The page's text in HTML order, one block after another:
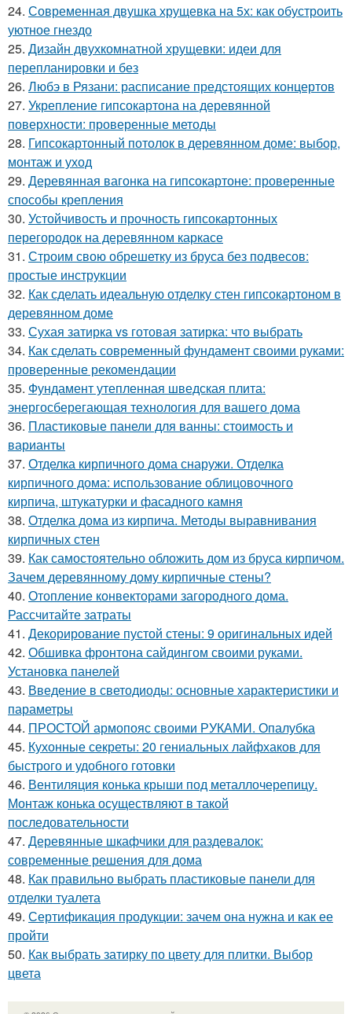
24. Современная двушка хрущевка на 5х: как обустроить
уютное гнездо
25. Дизайн двухкомнатной хрущевки: идеи для
перепланировки и без
26. Любэ в Рязани: расписание предстоящих концертов
27. Укрепление гипсокартона на деревянной
поверхности: проверенные методы
28. Гипсокартонный потолок в деревянном доме: выбор,
монтаж и уход
29. Деревянная вагонка на гипсокартоне: проверенные
способы крепления
30. Устойчивость и прочность гипсокартонных
перегородок на деревянном каркасе
31. Строим свою обрешетку из бруса без подвесов:
простые инструкции
32. Как сделать идеальную отделку стен гипсокартоном в
деревянном доме
33. Сухая затирка vs готовая затирка: что выбрать
34. Как сделать современный фундамент своими руками:
проверенные рекомендации
35. Фундамент утепленная шведская плита:
энергосберегающая технология для вашего дома
36. Пластиковые панели для ванны: стоимость и
варианты
37. Отделка кирпичного дома снаружи. Отделка
кирпичного дома: использование облицовочного
кирпича, штукатурки и фасадного камня
38. Отделка дома из кирпича. Методы выравнивания
кирпичных стен
39. Как самостоятельно обложить дом из бруса кирпичом.
Зачем деревянному дому кирпичные стены?
40. Отопление конвекторами загородного дома.
Рассчитайте затраты
41. Декорирование пустой стены: 9 оригинальных идей
42. Обшивка фронтона сайдингом своими руками.
Установка панелей
43. Введение в светодиоды: основные характеристики и
параметры
44. ПРОСТОЙ армопояс своими РУКАМИ. Опалубка
45. Кухонные секреты: 20 гениальных лайфхаков для
быстрого и удобного готовки
46. Вентиляция конька крыши под металлочерепицу.
Монтаж конька осуществляют в такой
последовательности
47. Деревянные шкафчики для раздевалок:
современные решения для дома
48. Как правильно выбрать пластиковые панели для
отделки туалета
49. Сертификация продукции: зачем она нужна и как ее
пройти
50. Как выбрать затирку по цвету для плитки. Выбор
цвета